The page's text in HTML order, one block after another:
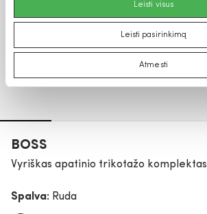
Leisti visus
Leisti pasirinkimą
Atmesti
BOSS
Vyriškas apatinio trikotažo komplektas
Spalva: Ruda